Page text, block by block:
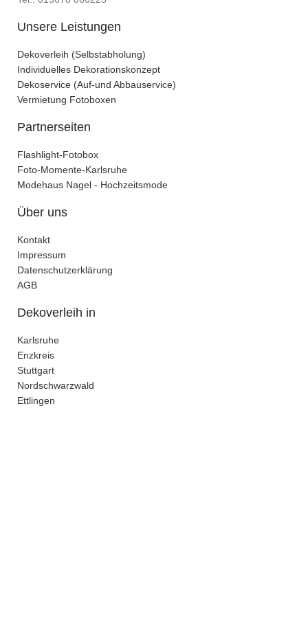
Unsere Leistungen
Dekoverleih (Selbstabholung)
Individuelles Dekorationskonzept
Dekoservice (Auf-und Abbauservice)
Vermietung Fotoboxen
Partnerseiten
Flashlight-Fotobox
Foto-Momente-Karlsruhe
Modehaus Nagel - Hochzeitsmode
Über uns
Kontakt
Impressum
Datenschutzerklärung
AGB
Dekoverleih in
Karlsruhe
Enzkreis
Stuttgart
Nordschwarzwald
Ettlingen